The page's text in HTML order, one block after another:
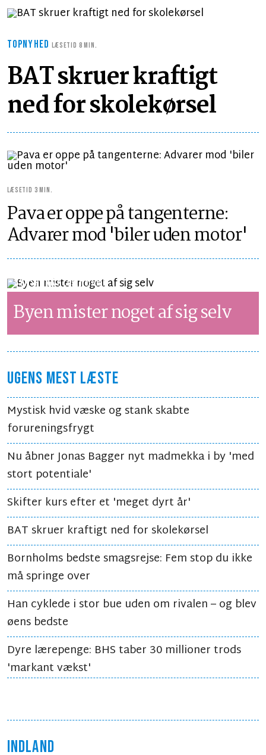
TOPNYHEDLÆSETID 8 MIN.
BAT skruer kraftigt
ned for skolekørsel
LÆSETID 3 MIN.
Pava er oppe på tangenterne:
Advarer mod 'biler uden motor'
SYNSPUNKTLÆSETID 2 MIN.
Byen mister noget af sig selv
UGENS MEST LÆSTE
Mystisk hvid væske og stank skabte
forureningsfrygt
Nu åbner Jonas Bagger nyt madmekka i by 'med
stort potentiale'
Skifter kurs efter et 'meget dyrt år'
BAT skruer kraftigt ned for skolekørsel
Bornholms bedste smagsrejse: Fem stop du ikke
må springe over
Han cyklede i stor bue uden om rivalen – og blev
øens bedste
Dyre lærepenge: BHS taber 30 millioner trods
'markant vækst'
INDLAND